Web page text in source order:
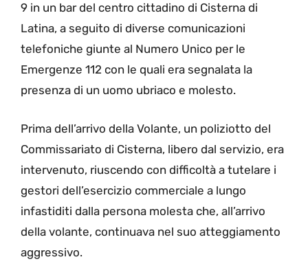
9 in un bar del centro cittadino di Cisterna di
Latina, a seguito di diverse comunicazioni
telefoniche giunte al Numero Unico per le
Emergenze 112 con le quali era segnalata la
presenza di un uomo ubriaco e molesto.
Prima dell’arrivo della Volante, un poliziotto del
Commissariato di Cisterna, libero dal servizio, era
intervenuto, riuscendo con difficoltà a tutelare i
gestori dell’esercizio commerciale a lungo
infastiditi dalla persona molesta che, all’arrivo
della volante, continuava nel suo atteggiamento
aggressivo.